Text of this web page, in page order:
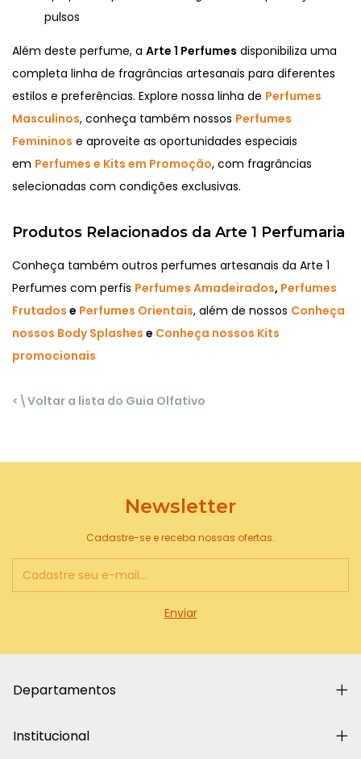
pulsos
Além deste perfume, a Arte 1 Perfumes disponibiliza uma
completa linha de fragrâncias artesanais para diferentes
estilos e preferências. Explore nossa linha de Perfumes
Masculinos, conheça também nossos Perfumes
Femininos e aproveite as oportunidades especiais
em Perfumes e Kits em Promoção, com fragrâncias
selecionadas com condições exclusivas.
Produtos Relacionados da Arte 1 Perfumaria
Conheça também outros perfumes artesanais da Arte 1
Perfumes com perfis Perfumes Amadeirados, Perfumes
Frutados e Perfumes Orientais, além de nossos Conheça
nossos Body Splashes e Conheça nossos Kits
promocionais
<\Voltar a lista do Guia Olfativo
Newsletter
Cadastre-se e receba nossas ofertas.
Departamentos
Institucional